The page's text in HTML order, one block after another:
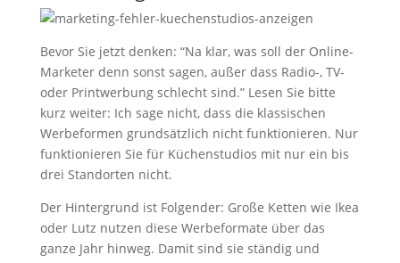
Bevor Sie jetzt denken: “Na klar, was soll der Online-
Marketer denn sonst sagen, außer dass Radio-, TV-
oder Printwerbung schlecht sind.” Lesen Sie bitte
kurz weiter: Ich sage nicht, dass die klassischen
Werbeformen grundsätzlich nicht funktionieren. Nur
funktionieren Sie für Küchenstudios mit nur ein bis
drei Standorten nicht.
Der Hintergrund ist Folgender: Große Ketten wie Ikea
oder Lutz nutzen diese Werbeformate über das
ganze Jahr hinweg. Damit sind sie ständig und